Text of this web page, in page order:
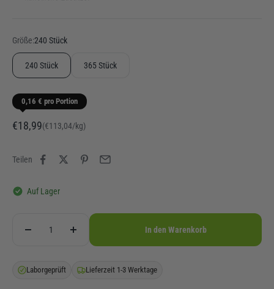
Größe:240 Stück
240 Stück 365 Stück
0,16 € pro Portion
Angebot
€18,99(€113,04/kg)
Teilen
Auf Lager
In den Warenkorb
Laborgeprüft Lieferzeit 1-3 Werktage